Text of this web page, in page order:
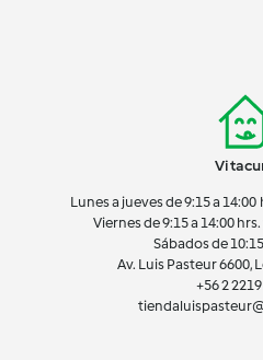
Lunes a jueves de 9:15 a 14:00
Viernes de 9:15 a 14:00
Sábados de
Av. Luis Pasteur 6600,
+56 2